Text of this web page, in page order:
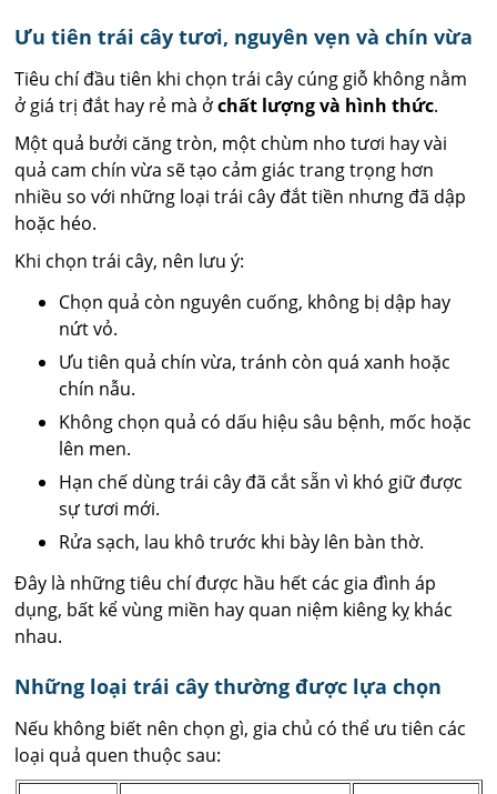
Ưu tiên trái cây tươi, nguyên vẹn và chín vừa
Tiêu chí đầu tiên khi chọn trái cây cúng giỗ không nằm
ở giá trị đắt hay rẻ mà ởchất lượng và hình thức.
Một quả bưởi căng tròn, một chùm nho tươi hay vài
quả cam chín vừa sẽ tạo cảm giác trang trọng hơn
nhiều so với những loại trái cây đắt tiền nhưng đã dập
hoặc héo.
Khi chọn trái cây, nên lưu ý:
Chọn quả còn nguyên cuống, không bị dập hay
nứt vỏ.
Ưu tiên quả chín vừa, tránh còn quá xanh hoặc
chín nẫu.
Không chọn quả có dấu hiệu sâu bệnh, mốc hoặc
lên men.
Hạn chế dùng trái cây đã cắt sẵn vì khó giữ được
sự tươi mới.
Rửa sạch, lau khô trước khi bày lên bàn thờ.
Đây là những tiêu chí được hầu hết các gia đình áp
dụng, bất kể vùng miền hay quan niệm kiêng kỵ khác
nhau.
Những loại trái cây thường được lựa chọn
Nếu không biết nên chọn gì, gia chủ có thể ưu tiên các
loại quả quen thuộc sau: